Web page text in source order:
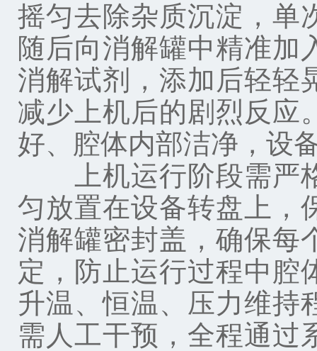
摇匀去除杂质沉淀，单
随后向消解罐中精准加
消解试剂，添加后轻轻
减少上机后的剧烈反应
好、腔体内部洁净，设
上机运行阶段需严格
匀放置在设备转盘上，
消解罐密封盖，确保每
定，防止运行过程中腔
升温、恒温、压力维持
需人工干预，全程通过